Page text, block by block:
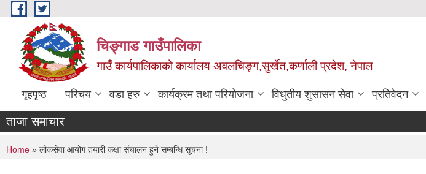
Skip to main content
चिङ्गाड गाउँपालिका
गाउँ कार्यपालिकाको कार्यालय अवलचिङ्ग,सुर्खेत,कर्णाली प्रदेश, नेपाल
गृहपृष्ठ परिचय वडा हरु कार्यक्रम तथा परियोजना विधुतीय शुसासन सेवा प्रतिवेदन
ताजा समाचार
You are here
Home » लोकसेवा आयोग तयारी कक्षा संचालन हुने सम्बन्धि सूचना !